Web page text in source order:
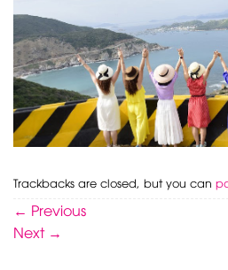
Trackbacks are closed, but you can
← Previous
Next →